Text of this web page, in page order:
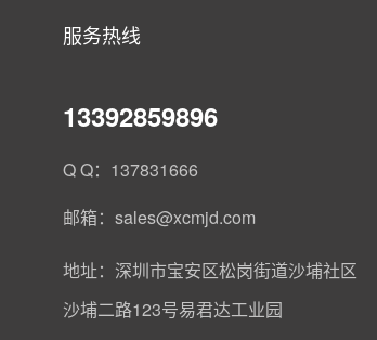
服务热线
13392859896
Q Q：137831666
邮箱：sales@xcmjd.com
地址：深圳市宝安区松岗街道沙埔社区
沙埔二路123号易君达工业园